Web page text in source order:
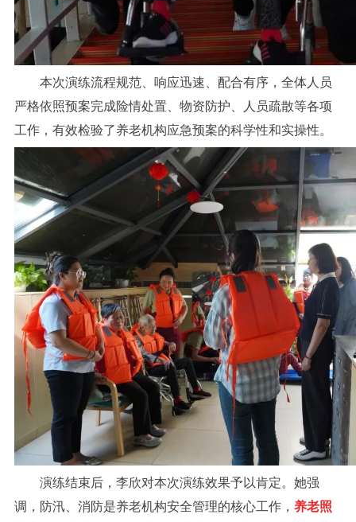
本次演练流程规范、响应迅速、配合有序，全体人员
严格依照预案完成险情处置、物资防护、人员疏散等各项
工作，有效检验了养老机构应急预案的科学性和实操性。
演练结束后，李欣对本次演练效果予以肯定。她强
调，防汛、消防是养老机构安全管理的核心工作， 养老照